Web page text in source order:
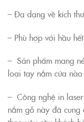
– Đa dạng về kích
– Phù hợp với hầu
– Sản phẩm mang
loại tay nắm cửa
– Công nghệ in
nắm gỗ này đã cung